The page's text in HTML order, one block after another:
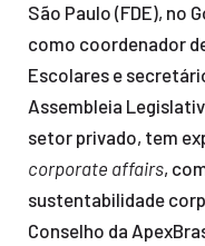
São Paulo (FDE), no
como coordenador
Escolares e
Assembleia
setor privado, tem
corporate affairs,
sustentabilidade
Conselho da